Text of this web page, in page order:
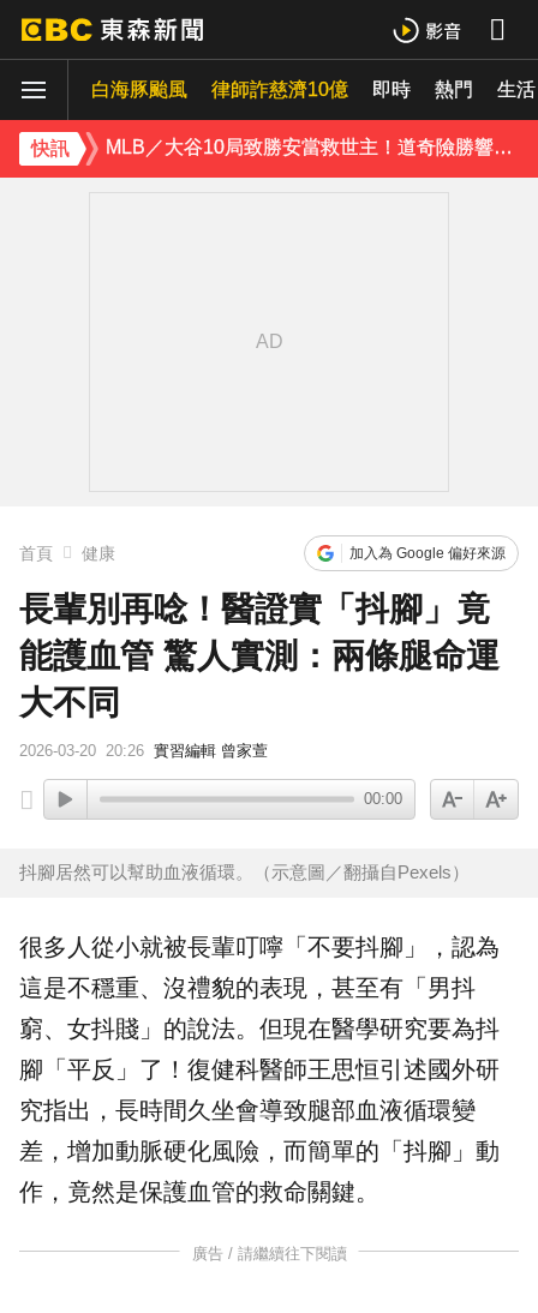
白海豚颱風 律師詐慈濟10億 即時 熱門 生活
快訊
下載東森App，隨時掌握天下大小事！
首頁 健康 加入為 Google 偏好來源
長輩別再唸！醫證實「抖腳」竟
能護血管 驚人實測：兩條腿命運
大不同
2026-03-20 20:26 實習編輯 曾家萱
00:00
抖腳居然可以幫助血液循環。（示意圖／翻攝自Pexels）
很多人從小就被長輩叮嚀「不要抖腳 」，認為
這是不穩重、沒禮貌的表現，甚至有「男抖
窮、女抖賤」的說法。但現在醫學研究要為抖
腳「平反」了！ 復健科醫師王思恒引述國外研
究指出，長時間久坐會導致腿部血液循環變
差，增加動脈硬化風險，而簡單的「抖腳」動
作，竟然是保護血管的救命關鍵。
廣告 / 請繼續往下閱讀